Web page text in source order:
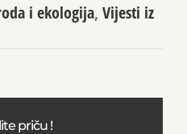
i ekologija, Vijesti iz
priču !